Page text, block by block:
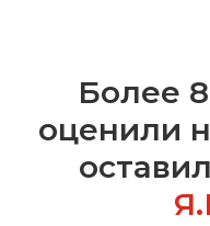
Более
оценили